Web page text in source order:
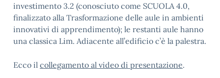
investimento 3.2 (conosciuto come SCUOLA 4.0,
finalizzato alla Trasformazione delle aule in ambienti
innovativi di apprendimento); le restanti aule hanno
una classica Lim. Adiacente all’edificio c’è la palestra.
Ecco il collegamento al video di presentazione.